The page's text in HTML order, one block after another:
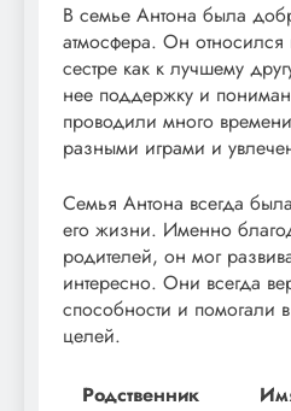
В семье Антона была
атмосфера. Он относился
сестре как к лучшему
нее поддержку и
проводили много
разными играми и
Семья Антона всегда
его жизни. Именно
родителей, он мог
интересно. Они всегда
способности и помогали
целей.
Родственник